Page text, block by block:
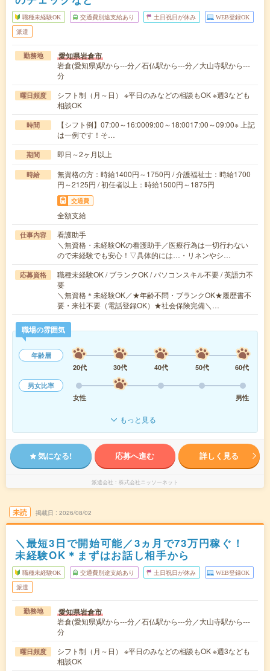
職種未経験OK 交通費別途支給あり 土日祝日が休み WEB登録OK
派遣
勤務地 愛知県岩倉市
岩倉(愛知県)駅から---分／石仏駅から---分／大山寺駅から---
分
曜日頻度
シフト制（月～日） ※平日のみなどの相談もOK ※週3なども
相談OK
時間
【シフト例】07:00～16:0009:00～18:0017:00～09:00※ 上記
は一例です！そ…
期間 即日～2ヶ月以上
時給
無資格の方：時給1400円～1750円 / 介護福祉士：時給1700
円～2125円 / 初任者以上：時給1500円～1875円
交通費
全額支給
仕事内容
看護助手
＼無資格・未経験OKの看護助手／医療行為は一切行わない
ので未経験でも安心！▽具体的には…・リネンやシ…
応募資格
職種未経験OK / ブランクOK / パソコンスキル不要 / 英語力不
要
＼無資格＊未経験OK／★年齢不問・ブランクOK★履歴書不
要・来社不要（電話登録OK）★社会保険完備＼…
職場の雰囲気
年齢層
20代
30代 40代 50代
60代
男女比率
女性
男性
もっと見る
気になる! 応募へ進む 詳しく見る
派遣会社 株式会社ニッソーネット
未読 掲載日 2026/08/02
＼最短3日で開始可能／3ヵ月で73万円稼ぐ！
未経験OK＊まずはお話し相手から
職種未経験OK 交通費別途支給あり 土日祝日が休み WEB登録OK
派遣
勤務地 愛知県岩倉市
岩倉(愛知県)駅から---分／石仏駅から---分／大山寺駅から---
分
曜日頻度
シフト制（月～日） ※平日のみなどの相談もOK ※週3なども
相談OK